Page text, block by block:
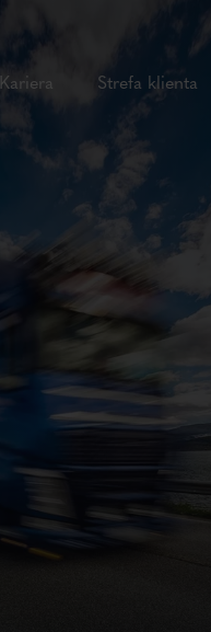
Kariera Strefa klienta